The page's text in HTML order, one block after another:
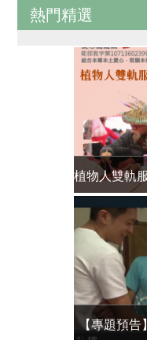
熱門精選
植物人雙軌
寒士、街友
【專題預告